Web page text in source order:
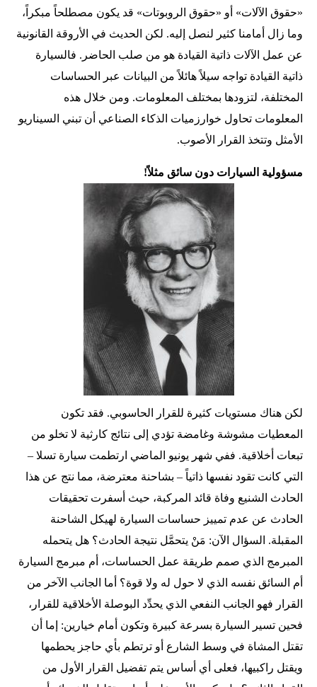
«حقوق الآلات» أو «حقوق الروبوتات» قد يكون مصطلحاً مبكراً،
وما زال أمامنا كثير لنصل إليه. لكن الحديث في الأروقة القانونية
عن عمل الآلات ذاتية القيادة هو من صلب الحاضر. فالسيارة
ذاتية القيادة تواجه سيلاً هائلاً من البيانات عبر الحساسات
المختلفة، لتزودها بمختلف المعلومات. ومن خلال هذه
المعلومات تحاول خوارزميات الذكاء الصناعي أن تبني السيناريو
الأمثل وتتخذ القرار الأصوب.
مسؤولية السيارات دون سائق مثلاً!
لكن هناك مستويات كثيرة للقرار الحاسوبي. فقد تكون
المعطيات مشوشة وغامضة تؤدي إلى نتائج كارثية لا تخلو من
تبعات أخلاقية. ففي شهر يونيو الماضي ارتطمت سيارة تسلا –
التي كانت تقود نفسها ذاتياً – بشاحنة معترضة، مما نتج عن هذا
الحادث الشنيع وفاة قائد المركبة، حيث أسفرت تحقيقات
الحادث عن عدم تمييز حساسات السيارة لهيكل الشاحنة
المقبلة. السؤال الآن: مَنْ يتحمَّل نتيجة الحادث؟ هل يتحمله
المبرمج الذي صمم طريقة عمل الحساسات، أم مبرمج السيارة
أم السائق نفسه الذي لا حول له ولا قوة؟ أما الجانب الآخر من
القرار فهو الجانب النفعي الذي يحدِّد البوصلة الأخلاقية للقرار،
فحين تسير السيارة بسرعة كبيرة وتكون أمام خيارين: إما أن
تقتل المشاة في وسط الشارع أو ترتطم بأي حاجز يحطمها
ويقتل راكبيها، فعلى أي أساس يتم تفضيل القرار الأول من